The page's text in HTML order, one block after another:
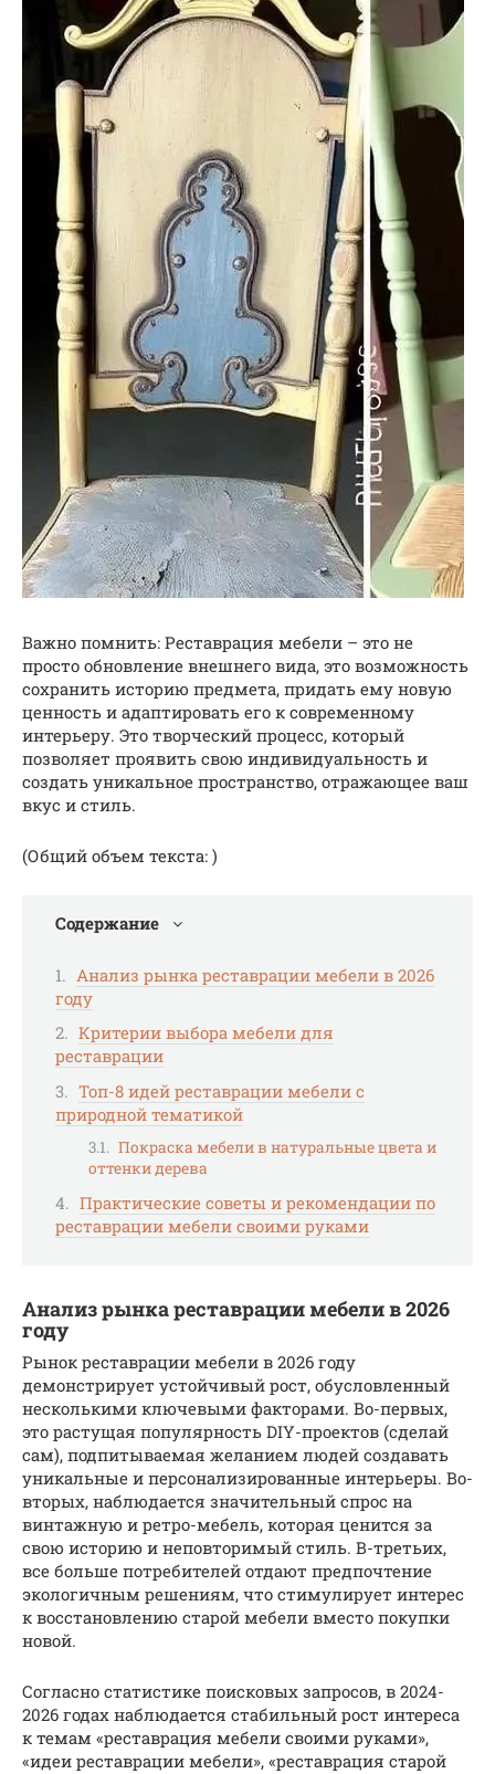
Важно помнить: Реставрация мебели – это не
просто обновление внешнего вида, это возможность
сохранить историю предмета, придать ему новую
ценность и адаптировать его к современному
интерьеру. Это творческий процесс, который
позволяет проявить свою индивидуальность и
создать уникальное пространство, отражающее ваш
вкус и стиль.
(Общий объем текста: )
Содержание
Анализ рынка реставрации мебели в 2026
году
Критерии выбора мебели для
реставрации
Топ-8 идей реставрации мебели с
природной тематикой
Покраска мебели в натуральные цвета и
оттенки дерева
Практические советы и рекомендации по
реставрации мебели своими руками
Анализ рынка реставрации мебели в 2026
году
Рынок реставрации мебели в 2026 году
демонстрирует устойчивый рост, обусловленный
несколькими ключевыми факторами. Во-первых,
это растущая популярность DIY-проектов (сделай
сам), подпитываемая желанием людей создавать
уникальные и персонализированные интерьеры. Во-
вторых, наблюдается значительный спрос на
винтажную и ретро-мебель, которая ценится за
свою историю и неповторимый стиль. В-третьих,
все больше потребителей отдают предпочтение
экологичным решениям, что стимулирует интерес
к восстановлению старой мебели вместо покупки
новой.
Согласно статистике поисковых запросов, в 2024-
2026 годах наблюдается стабильный рост интереса
к темам «реставрация мебели своими руками»,
«идеи реставрации мебели», «реставрация старой